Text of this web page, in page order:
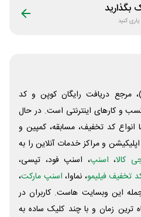
بگذارید
کنید
مرجع دریافت رایگان کوپن و کد
و‌ کارهای اینترنتی است. در حال
کد تخفیف، مسابقه، کمپین و
و مراکز خدمات آنلاین را به
کالا، اسنپ، اسنپ فود، تپسی،
تخفیف فیلیمو، نماوا، اسنپ مارکت،
این وبسایت ‌هاست. کاربران در
ترین زمان و با چند کلیک ساده به